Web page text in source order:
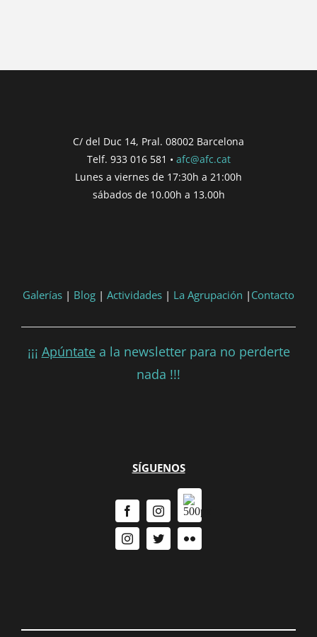
'DD/MM/YYYY') }}
Finalització de participació |{{
formatDate(post.end, 'YYYY-MM-DD',
'DD/MM/YYYY') }}
C/ del Duc 14, Pral. 08002 Barcelona
Telf. 933 016 581 • afc@afc.cat
Lunes a viernes de 17:30h a 21:00h
sábados de 10.00h a 13.00h
Galerías | Blog | Actividades | La Agrupación | Contacto
¡¡¡ Apúntatea la newsletter para no perderte
nada !!!
SÍGUENOS